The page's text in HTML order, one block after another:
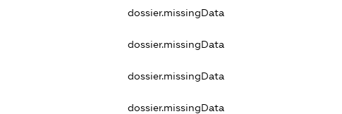
dossier.missingData
dossier.missingData
dossier.missingData
dossier.missingData